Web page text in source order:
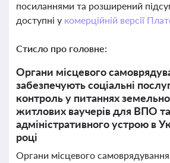
посиланнями та розширений
доступні у комерційній версії
Стисло про головне:
Органи місцевого
забезпечують соціальні
контроль у питаннях
житлових ваучерів для ВПО та
адміністративного устрою в
році
Органи місцевого самоврядування